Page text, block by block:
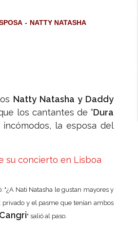
NATTY NATASHA
Natty Natasha y Daddy
los cantantes de “Dura
la esposa del
su concierto en Lisboa
"¿A Nati Natasha le gustan mayores y
privado y el pasme que tenían ambos
" salió al paso.